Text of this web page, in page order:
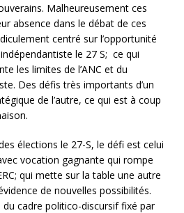
Malheureusement ces
absence dans le débat de ces
centré sur l’opportunité
le 27 S; ce qui
les limites de l’ANC et du
Des défis très importants d’un
de l’autre, ce qui est à coup
élections le 27-S, le défi est celui
vocation gagnante qui rompe
qui mette sur la table une autre
de nouvelles possibilités.
cadre politico-discursif fixé par